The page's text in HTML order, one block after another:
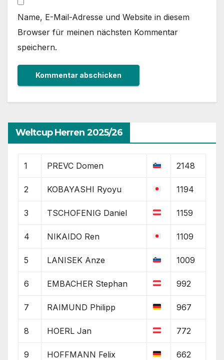
Name, E-Mail-Adresse und Website in diesem
Browser für meinen nächsten Kommentar
speichern.
Weltcup Herren 2025/26
1 PREVC Domen 2148
2 KOBAYASHI Ryoyu 1194
3 TSCHOFENIG Daniel 1159
4 NIKAIDO Ren 1109
5 LANISEK Anze 1009
6 EMBACHER Stephan 992
7 RAIMUND Philipp 967
8 HOERL Jan 772
9 HOFFMANN Felix 662